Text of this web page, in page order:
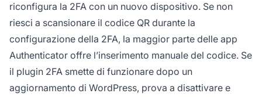
riconfigura la 2FA con un nuovo dispositivo. Se non
riesci a scansionare il codice QR durante la
configurazione della 2FA, la maggior parte delle app
Authenticator offre l’inserimento manuale del codice. Se
il plugin 2FA smette di funzionare dopo un
aggiornamento di WordPress, prova a disattivare e